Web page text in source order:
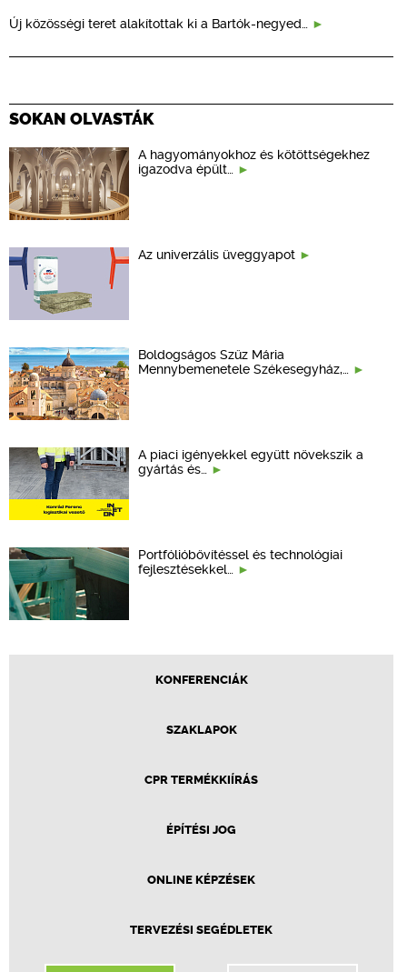
Új közösségi teret alakítottak ki a Bartók-negyed…
SOKAN OLVASTÁK
A hagyományokhoz és kötöttségekhez
igazodva épült…
Az univerzális üveggyapot
Boldogságos Szűz Mária
Mennybemenetele Székesegyház,…
A piaci igényekkel együtt növekszik a
gyártás és…
Portfólióbővítéssel és technológiai
fejlesztésekkel…
KONFERENCIÁK
SZAKLAPOK
CPR TERMÉKKIÍRÁS
ÉPÍTÉSI JOG
ONLINE KÉPZÉSEK
TERVEZÉSI SEGÉDLETEK